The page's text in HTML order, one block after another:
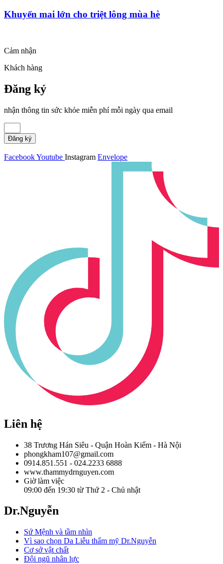
Khuyến mai lớn cho triệt lông mùa hè
Cảm nhận
Khách hàng
Đăng ký
nhận thông tin sức khỏe miễn phí mỗi ngày qua email
Đăng ký
FacebookYoutube Instagram Envelope
Liên hệ
38 Trương Hán Siêu - Quận Hoàn Kiếm - Hà Nội
phongkham107@gmail.com
0914.851.551 - 024.2233 6888
www.thammydrnguyen.com
Giờ làm việc
09:00 đến 19:30 từ Thứ 2 - Chủ nhật
Dr.Nguyễn
Sứ Mệnh và tầm nhìn
Vì sao chọn Da Liễu thẩm mỹ Dr.Nguyễn
Cơ sở vật chất
Đội ngũ nhân lực